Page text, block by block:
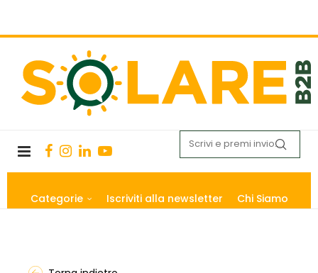
Categorie Iscriviti alla newsletter Chi Siamo